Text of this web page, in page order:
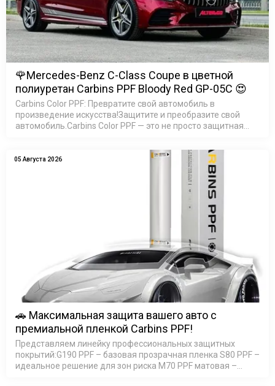
🌹Mercedes-Benz C-Class Coupe в цветной
полиуретан Carbins PPF Bloody Red GP-05C 😍
Carbins Color PPF: Превратите свой автомобиль в
произведение искусства!Защитите и преобразите свой
автомобиль.Carbins Color PPF — это не просто защитная
05 Августа 2026
🚗 Максимальная защита вашего авто с
премиальной пленкой Carbins PPF!
Представляем линейку профессиональных защитных
покрытий:G190 PPF – базовая прозрачная пленка S80 PPF –
идеальное решение для зон риска M70 PPF матовая –